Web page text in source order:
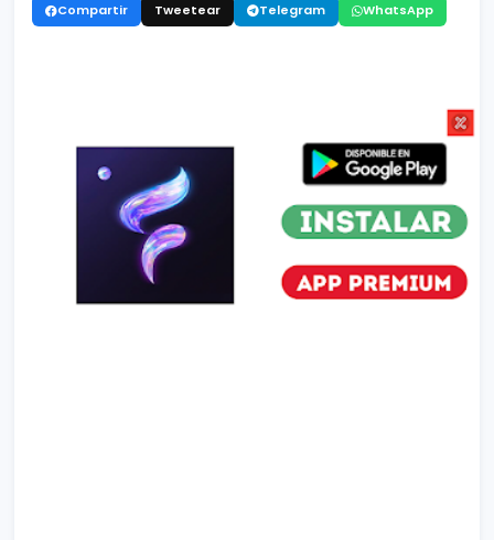
Compartir Tweetear Telegram WhatsApp